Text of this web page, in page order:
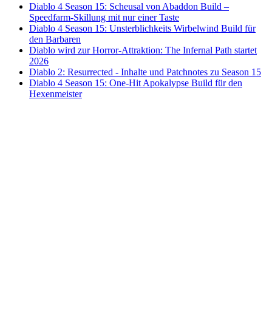
Diablo 4 Season 15: Scheusal von Abaddon Build –
Speedfarm-Skillung mit nur einer Taste
Diablo 4 Season 15: Unsterblichkeits Wirbelwind Build für
den Barbaren
Diablo wird zur Horror-Attraktion: The Infernal Path startet
2026
Diablo 2: Resurrected - Inhalte und Patchnotes zu Season 15
Diablo 4 Season 15: One-Hit Apokalypse Build für den
Hexenmeister